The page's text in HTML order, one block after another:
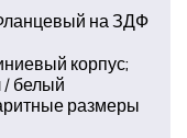
на ЗДФ
корпус;
/ белый
размеры